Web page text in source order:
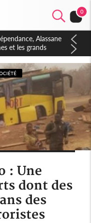
0
admire le modèle
le développement
: Une
dont des
des